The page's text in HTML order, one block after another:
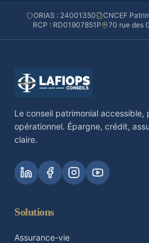
ORIAS : 24001350
CNCEF
RCP : RD01907851P
70 rue des
Le conseil patrimonial accessible,
opérationnel. Épargne, crédit,
claire.
Solutions
Assurance-vie